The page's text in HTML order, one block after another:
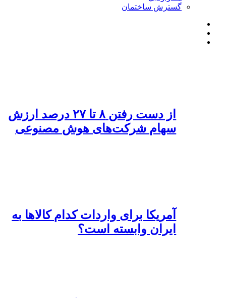
گسترش ساختمان
از دست رفتن ۸ تا ۲۷ درصد ارزش
سهام شرکت‌های هوش مصنوعی
آمریکا برای واردات کدام کالاها به
ایران وابسته است؟